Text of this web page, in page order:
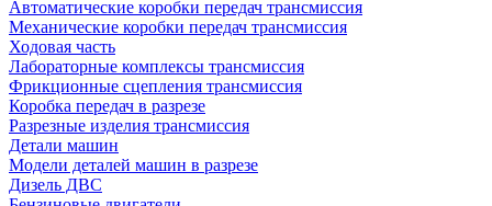
Автоматические коробки передач трансмиссия
Механические коробки передач трансмиссия
Ходовая часть
Лабораторные комплексы трансмиссия
Фрикционные сцепления трансмиссия
Коробка передач в разрезе
Разрезные изделия трансмиссия
Детали машин
Модели деталей машин в разрезе
Дизель ДВС